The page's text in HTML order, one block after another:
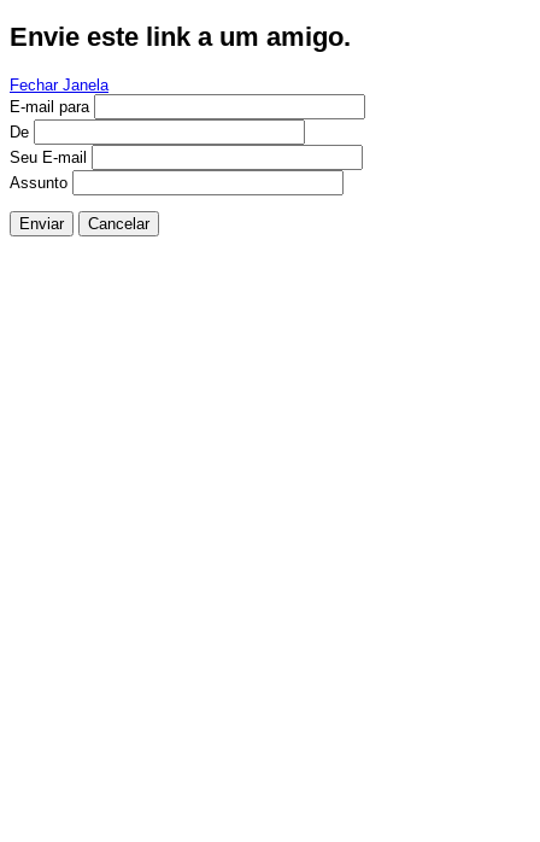
Envie este link a um amigo.
Fechar Janela
E-mail para
De
Seu E-mail
Assunto
Enviar Cancelar